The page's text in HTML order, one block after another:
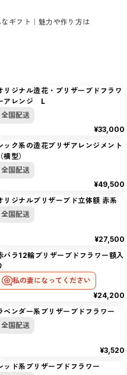
ギフト｜魅力や作り方は
リジナル造花・プリザーブドフラワ
アレンジ L
全国配送
¥33,000
ック系の造花プリザアレンジメント
（横型）
全国配送
¥49,500
リジナルプリザーブド立体額 赤系
全国配送
¥27,500
バラ12輪プリザーブドフラワー額入
私の妻になってください
¥24,200
ベンダー系プリザーブドフラワー
全国配送
¥3,520
ッド系プリザーブドフラワー